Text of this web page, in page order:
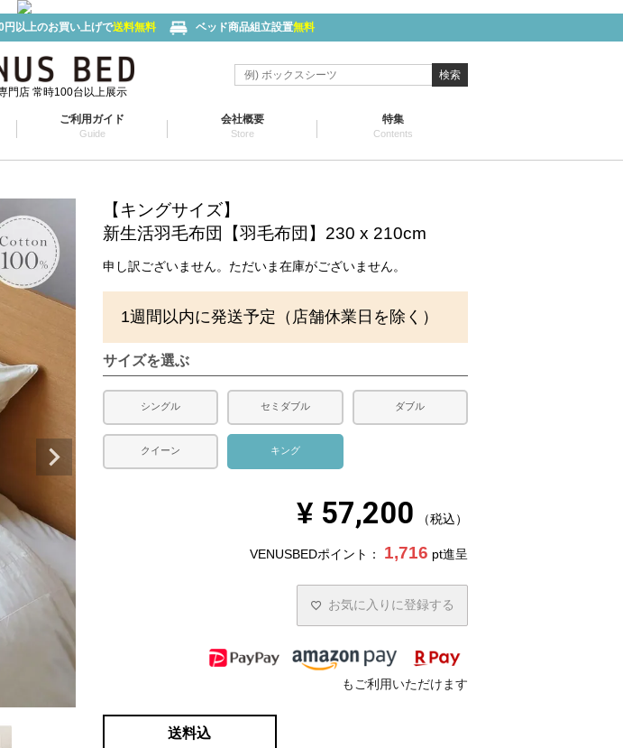
円以上のお買い上げで送料無料 ベッド商品組立設置無料
門店 常時100台以上展示
検索
ご利用ガイド
Guide
会社概要
Store
特集
Contents
【キングサイズ】
新生活羽毛布団【羽毛布団】230 x 210cm
申し訳ございません。ただいま在庫がございません。
1週間以内に発送予定（店舗休業日を除く）
サイズを選ぶ
シングル セミダブル ダブル
クイーン キング
¥ 57,200 税込
VENUSBEDポイント： 1,716 pt進呈
お気に入りに登録する
もご利用いただけます
送料込